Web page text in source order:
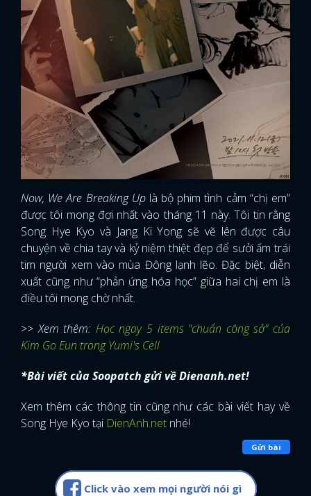
Now, We Are Breaking Uplà bộ phim tình cảm “chị em”
được tôi mong đợi nhất vào tháng 11 này. Tôi tin rằng
Song Hye Kyo và Jang Ki Yong sẽ vẽ lên được câu
chuyện về chia tay và kỷ niệm thiệt đẹp để sưởi ấm trái
tim người xem vào mùa Đông lạnh lẽo. Đặc biệt, diễn
xuất cũng như “phản ứng hóa học” giữa hai chị em là
điều tôi mong chờ nhất.
>> Xem thêm: Học ngay 5 items "chuẩn công sở" của
Kim Go Eun trong Yumi's Cell
*Bài viết của Soopatch gửi về Dienanh.net!
Xem thêm các thông tin cũng như các bài viết hay về
Song Hye Kyo tại DienAnh.net nhé!
Gửi bài
Click vào xem mọi người nói gì